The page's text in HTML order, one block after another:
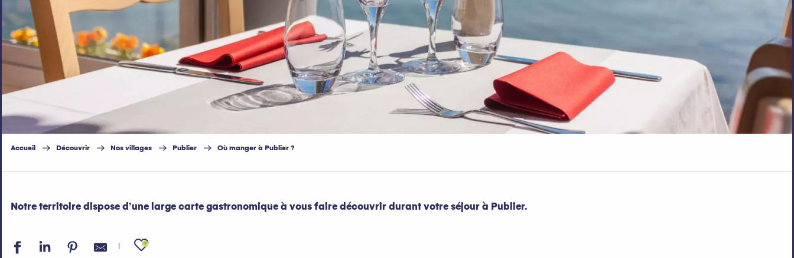
Accueil Découvrir Nos villages Publier Où manger à Publier ?
Notre territoire dispose d’une large carte gastronomique à vous faire découvrir durant votre séjour à Publier.
Ajouter aux favoris